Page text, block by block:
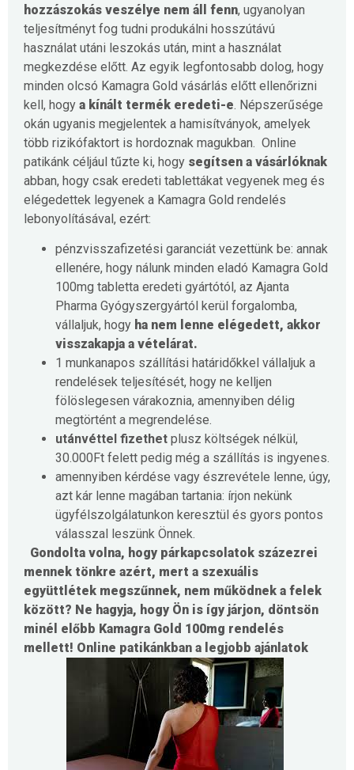
hozzászokás veszélye nem áll fenn, ugyanolyan
teljesítményt fog tudni produkálni hosszútávú
használat utáni leszokás után, mint a használat
megkezdése előtt. Az egyik legfontosabb dolog, hogy
minden olcsó Kamagra Gold vásárlás előtt ellenőrizni
kell, hogy a kínált termék eredeti-e . Népszerűsége
okán ugyanis megjelentek a hamisítványok, amelyek
több rizikófaktort is hordoznak magukban.
Online
patikánk céljául tűzte ki, hogy segítsen a vásárlóknak
abban, hogy csak eredeti tablettákat vegyenek meg és
elégedettek legyenek a Kamagra Gold rendelés
lebonyolításával, ezért:
pénzvisszafizetési garanciát vezettünk be: annak
ellenére, hogy nálunk minden eladó Kamagra Gold
100mg tabletta eredeti gyártótól, az Ajanta
Pharma Gyógyszergyártól kerül forgalomba,
vállaljuk, hogy ha nem lenne elégedett, akkor
visszakapja a vételárat.
1 munkanapos szállítási határidőkkel vállaljuk a
rendelések teljesítését, hogy ne kelljen
fölöslegesen várakoznia, amennyiben délig
megtörtént a megrendelése.
utánvéttel fizethet plusz költségek nélkül,
30.000Ft felett pedig még a szállítás is ingyenes.
amennyiben kérdése vagy észrevétele lenne, úgy,
azt kár lenne magában tartania: írjon nekünk
ügyfélszolgálatunkon keresztül és gyors pontos
válasszal leszünk Önnek.
Gondolta volna, hogy párkapcsolatok százezrei
mennek tönkre azért, mert a szexuális
együttlétek megszűnnek, nem működnek a felek
között? Ne hagyja, hogy Ön is így járjon, döntsön
minél előbb Kamagra Gold 100mg rendelés
mellett! Online patikánkban a legjobb ajánlatok